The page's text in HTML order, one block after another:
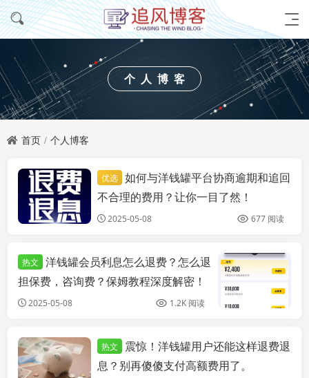
个人博客
首页 个人博客
个人博客
优选 如何与洋钱罐平台协商逾期和追回
不合理的费用？让你一目了然！
2025-05-08 677 阅读
热文
洋钱罐会员利息怎么退费？怎么退
担保费，咨询费？保姆教程深度解密！
2025-05-08 1.2K 阅读
个人博客
热文
震惊！洋钱罐用户还能这样退费退
息？别再傻傻支付高额费用了。